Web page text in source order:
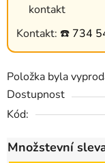
kontakt
Kontakt: ☎️ 734
Položka byla
Dostupnost
Kód:
Množstevní